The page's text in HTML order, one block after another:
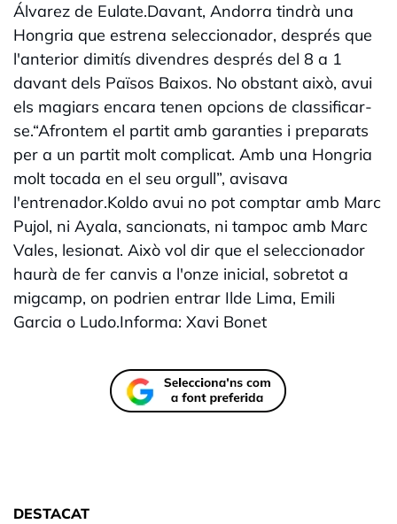
Álvarez de Eulate.Davant, Andorra tindrà una
Hongria que estrena seleccionador, després que
l'anterior dimitís divendres després del 8 a 1
davant dels Països Baixos. No obstant això, avui
els magiars encara tenen opcions de classificar-
se.“Afrontem el partit amb garanties i preparats
per a un partit molt complicat. Amb una Hongria
molt tocada en el seu orgull”, avisava
l'entrenador.Koldo avui no pot comptar amb Marc
Pujol, ni Ayala, sancionats, ni tampoc amb Marc
Vales, lesionat. Això vol dir que el seleccionador
haurà de fer canvis a l'onze inicial, sobretot a
migcamp, on podrien entrar Ilde Lima, Emili
Garcia o Ludo.Informa: Xavi Bonet
DESTACAT